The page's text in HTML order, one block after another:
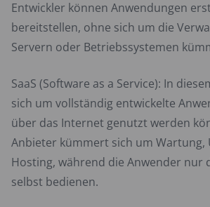
Entwickler können Anwendungen
bereitstellen, ohne sich um die
Servern oder Betriebssystemen
SaaS (Software as a Service): In
sich um vollständig entwickelte
über das Internet genutzt werden
Anbieter kümmert sich um Wartung,
Hosting, während die Anwender nur
selbst bedienen.